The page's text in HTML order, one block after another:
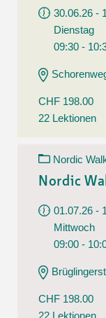
30.06.26 -
Dienstag
09:30 -
CHF 198.00
22 Lektionen
Nordic
Nordic
01.07.26 -
Mittwoch
09:00 -
CHF 198.00
22 Lektionen